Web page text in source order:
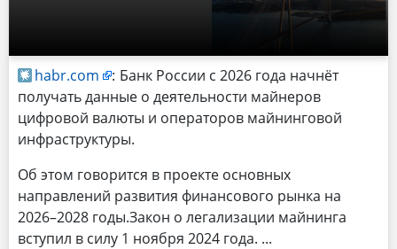
habr.com : Банк России с 2026 года начнёт
получать данные о деятельности майнеров
цифровой валюты и операторов майнинговой
инфраструктуры.
Об этом говорится в проекте основных
направлений развития финансового рынка на
2026–2028 годы.Закон о легализации майнинга
вступил в силу 1 ноября 2024 года.